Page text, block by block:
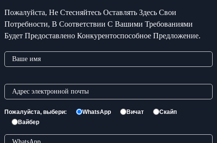
Пожалуйста, Не Стесняйтесь Оставлять Здесь Свои
Потребности, В Соответствии С Вашими Требованиями
Будет Предоставлено Конкурентоспособное Предложение.
Пожалуйста, выбери: WhatsApp Вичат
Скайп
Вайбер